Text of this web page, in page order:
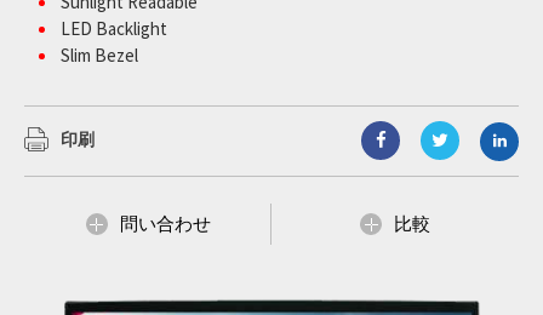
LED Backlight
Slim Bezel
印刷
問い合わせ 比較